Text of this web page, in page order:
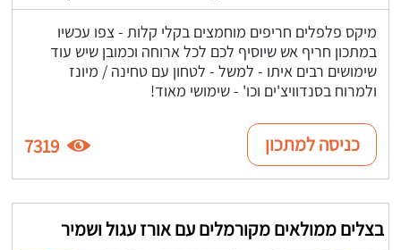
מיקס פלפלים חריפים מוחמצים בקלי קלות - צפו עכשיו
במתכון חריף אש שיוסיף לכם לכל ארוחה וכמובן שיש עוד
שימושים רבים איתו - למשל - לטחון עם טחינה / מיונז
ולמרוח בסנדוויצ'ים וכו' - שימושי מאוד!
כניסה למתכון 7319
בצלים ממולאים מקורמלים עם אורז עגול ושמיר